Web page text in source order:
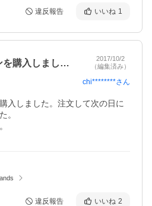
違反報告 いいね 1
初めて中古のパソコンを購入しました。注…
2017/10/2
（編集済み）
chi********さん
入しました。注文して次の日に
。
違反報告 いいね 2